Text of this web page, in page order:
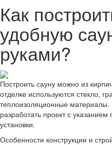
Как
удобную
руками?
Построить сауну можно из
отделке используются стекло,
теплоизоляционные
разработать проект с
установки.
Особенности конструкции и